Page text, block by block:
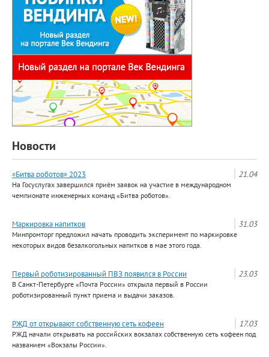
Новости
21.04
«Битва роботов» 2023
На Госуслугах завершился приём заявок на участие в международном
чемпионате инженерных команд «Битва роботов».
31.03
Маркировка напитков
Минпромторг предложил начать проводить эксперимент по маркировке
некоторых видов безалкогольных напитков в мае этого года.
23.03
Первый роботизированный ПВЗ появился в России
В Санкт-Петербурге «Почта России» открыла первый в России
роботизированный пункт приема и выдачи заказов.
17.03
РЖД от открывают собственную сеть кофеен
РЖД начали открывать на российских вокзалах собственную сеть кофеен под
названием «Вокзалы России».